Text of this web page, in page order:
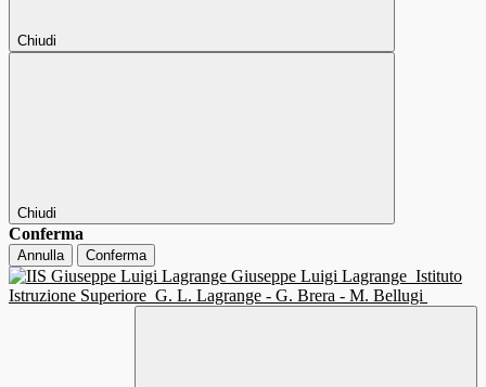
Chiudi
Chiudi
Conferma
Annulla Conferma
Giuseppe Luigi Lagrange Istituto
Istruzione Superiore G. L. Lagrange - G. Brera - M. Bellugi